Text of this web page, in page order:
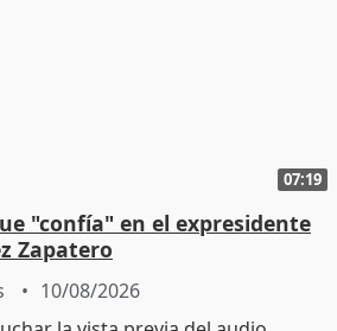
07:19
"confía" en el expresidente
Zapatero
10/08/2026